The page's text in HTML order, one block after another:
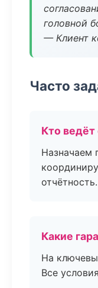
головной
— Клиент
Часто
Кто ведёт
Назначаем
отчётность.
Какие
На
Все